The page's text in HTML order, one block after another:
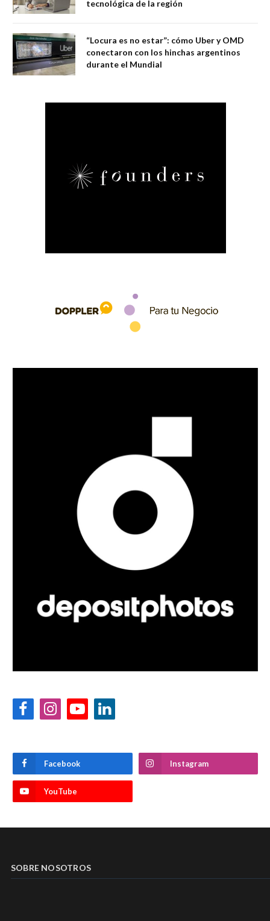
tecnológica de la región
“Locura es no estar”: cómo Uber y OMD
conectaron con los hinchas argentinos
durante el Mundial
FacebookInstagramYouTubeLinkedIn
Facebook Instagram
YouTube
SOBRE NOSOTROS